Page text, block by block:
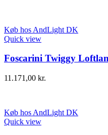
Køb hos AndLight DK
Quick view
Foscarini Twiggy
11.171,00 kr.
Køb hos AndLight DK
Quick view